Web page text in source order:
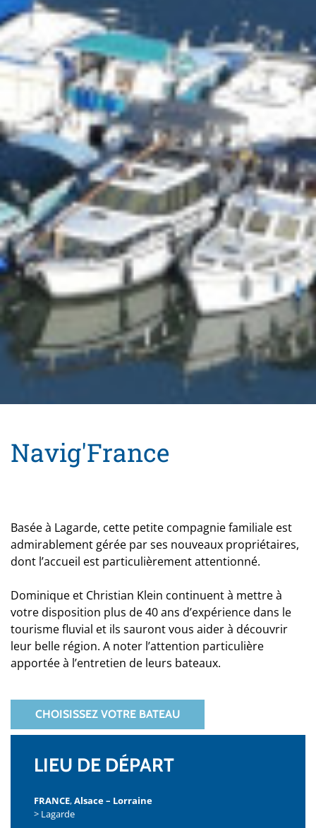
Navig'France
Basée à Lagarde, cette petite compagnie familiale est
admirablement gérée par ses nouveaux propriétaires,
dont l’accueil est particulièrement attentionné.
Dominique et Christian Klein continuent à mettre à
votre disposition plus de 40 ans d’expérience dans le
tourisme fluvial et ils sauront vous aider à découvrir
leur belle région. A noter l’attention particulière
apportée à l’entretien de leurs bateaux.
CHOISISSEZ VOTRE BATEAU
LIEU DE DÉPART
FRANCE,Alsace – Lorraine
> Lagarde